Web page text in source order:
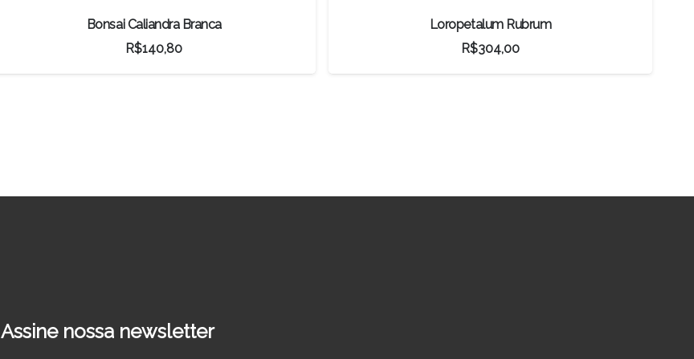
Loropetalum Rubrum
Bonsai Macieira
R$
Assine nossa newsletter